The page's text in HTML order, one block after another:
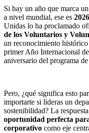
Si hay un año que marca
a nivel mundial, ese es 2026
Unidas lo ha proclamado
de los Voluntarios y
un reconocimiento
primer Año Internacional
aniversario del programa
Pero, ¿qué significa esto
importarte si lideras un
sostenibilidad? La
oportunidad perfecta
corporativo como eje